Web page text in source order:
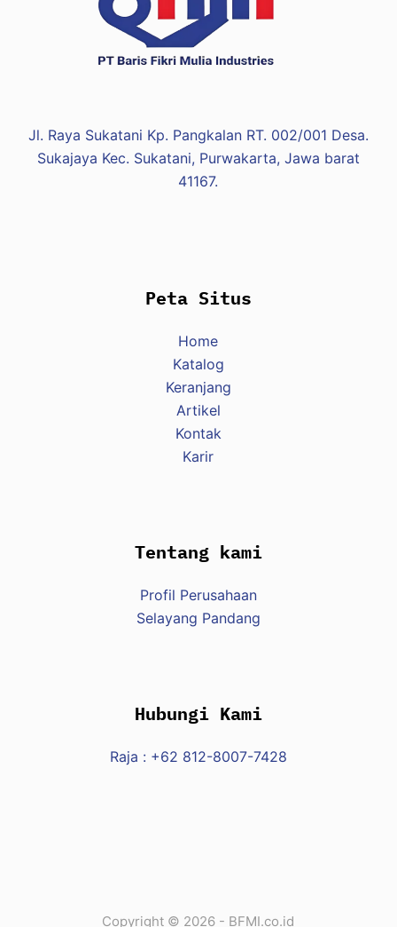
Jl. Raya Sukatani Kp. Pangkalan RT. 002/001 Desa.
Sukajaya Kec. Sukatani, Purwakarta, Jawa barat
41167.
Peta Situs
Home
Katalog
Keranjang
Artikel
Kontak
Karir
Tentang kami
Profil Perusahaan
Selayang Pandang
Hubungi Kami
Raja : +62 812-8007-7428
Copyright © 2026 - BFMI.co.id